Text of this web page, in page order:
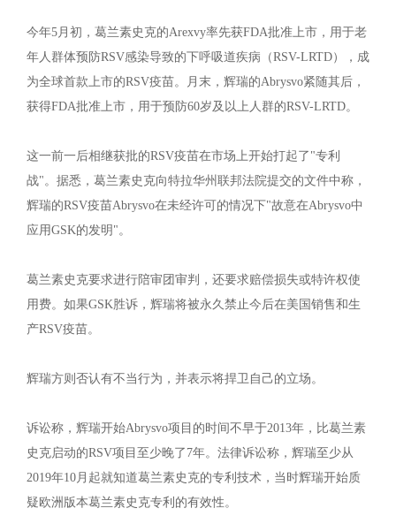
今年5月初，葛兰素史克的Arexvy率先获FDA批准上市，用于老
年人群体预防RSV感染导致的下呼吸道疾病（RSV-LRTD），成
为全球首款上市的RSV疫苗。月末，辉瑞的Abrysvo紧随其后，
获得FDA批准上市，用于预防60岁及以上人群的RSV-LRTD。
这一前一后相继获批的RSV疫苗在市场上开始打起了"专利
战"。据悉，葛兰素史克向特拉华州联邦法院提交的文件中称，
辉瑞的RSV疫苗Abrysvo在未经许可的情况下"故意在Abrysvo中
应用GSK的发明"。
葛兰素史克要求进行陪审团审判，还要求赔偿损失或特许权使
用费。如果GSK胜诉，辉瑞将被永久禁止今后在美国销售和生
产RSV疫苗。
辉瑞方则否认有不当行为，并表示将捍卫自己的立场。
诉讼称，辉瑞开始Abrysvo项目的时间不早于2013年，比葛兰素
史克启动的RSV项目至少晚了7年。法律诉讼称，辉瑞至少从
2019年10月起就知道葛兰素史克的专利技术，当时辉瑞开始质
疑欧洲版本葛兰素史克专利的有效性。